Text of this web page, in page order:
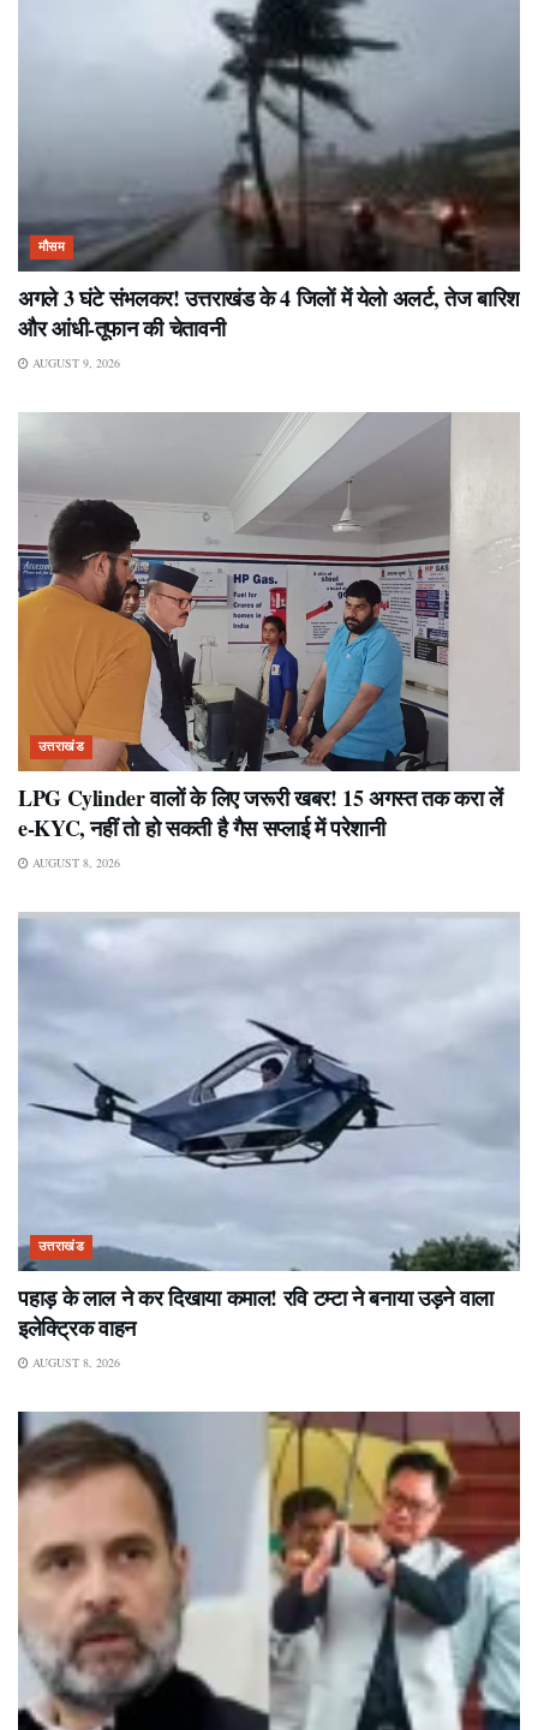
मौसम
अगले 3 घंटे संभलकर! उत्तराखंड के 4 जिलों में येलो अलर्ट, तेज बारिश
और आंधी-तूफान की चेतावनी
AUGUST 9, 2026
उत्तराखंड
LPG Cylinder वालों के लिए जरूरी खबर! 15 अगस्त तक करा लें
e-KYC, नहीं तो हो सकती है गैस सप्लाई में परेशानी
AUGUST 8, 2026
उत्तराखंड
पहाड़ के लाल ने कर दिखाया कमाल! रवि टम्टा ने बनाया उड़ने वाला
इलेक्ट्रिक वाहन
AUGUST 8, 2026